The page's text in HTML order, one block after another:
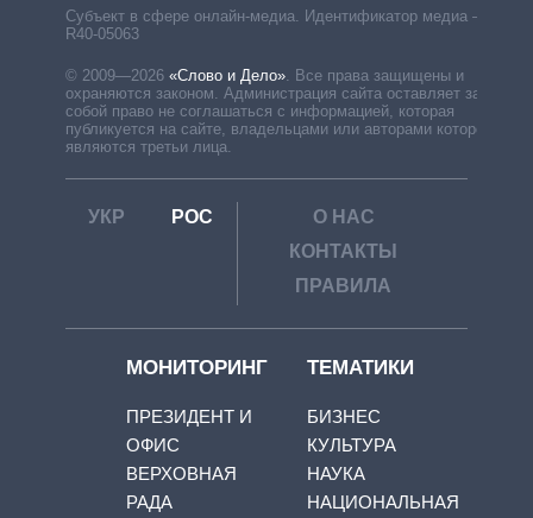
Субъект в сфере онлайн-медиа. Идентификатор медиа –
R40-05063
© 2009—2026 «Слово и Дело» Все права защищены и
охраняются законом. Администрация сайта оставляет за
собой право не соглашаться с информацией, которая
публикуется на сайте, владельцами или авторами которой
являются третьи лица.
УКР РОС
О НАС
КОНТАКТЫ
ПРАВИЛА
МОНИТОРИНГ
ПРЕЗИДЕНТ И
ОФИС
ВЕРХОВНАЯ
РАДА
ТЕМАТИКИ
БИЗНЕС
КУЛЬТУРА
НАУКА
НАЦИОНАЛЬНАЯ